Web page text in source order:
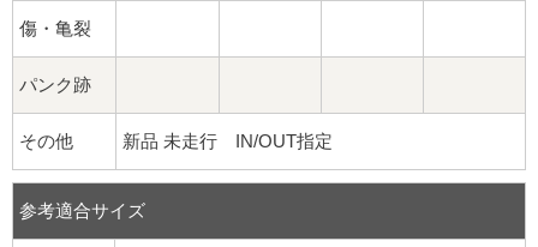
傷・亀裂
パンク跡
その他 新品 未走行 IN/OUT指定
参考適合サイズ